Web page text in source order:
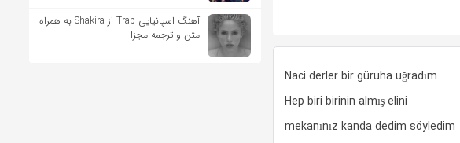
Naci derler bir güruha uğradım
Hep biri birinin almış elini
mekanınız kanda dedim söyledim
آهنگ اسپانیایی Trap از Shakira به همراه
متن و ترجمه مجزا